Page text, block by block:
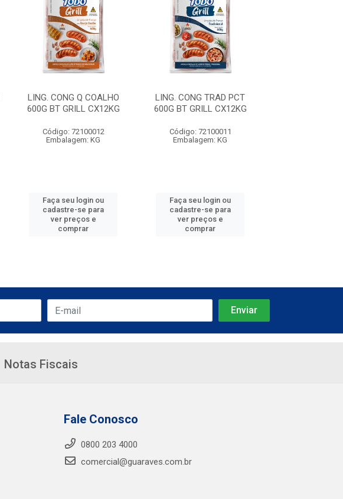
LING. CONG Q COALHO
600G BT GRILL CX12KG
Código: 72100012
Embalagem: KG
Faça seu login ou
cadastre-se para
ver preços e
comprar
LING. CONG TRAD PCT
600G BT GRILL CX12KG
Código: 72100011
Embalagem: KG
Faça seu login ou
cadastre-se para
ver preços e
comprar
Notas Fiscais
Fale Conosco
0800 203 4000
comercial@guaraves.com.br